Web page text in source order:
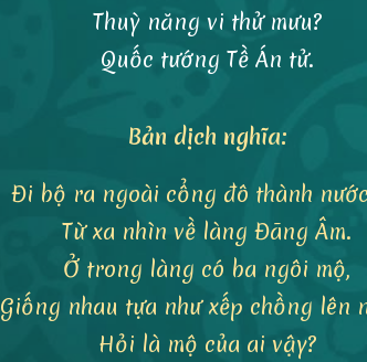
Thuỳ năng vi thử mưu?
Quốc tướng Tề Án tử.
Bản dịch nghĩa:
Đi bộ ra ngoài cổng đô thành
Từ xa nhìn về làng Đãng Âm.
Ở trong làng có ba ngôi mộ,
Giống nhau tựa như xếp chồng lên
Hỏi là mộ của ai vậy?